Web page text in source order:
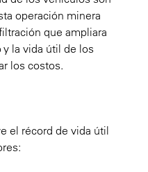
operación minera
que ampliara
la vida útil de los
los costos.
el récord de vida útil